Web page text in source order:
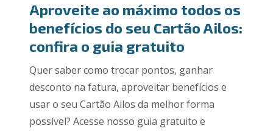
Aproveite ao máximo todos os
benefícios do seu Cartão Ailos:
confira o guia gratuito
Quer saber como trocar pontos, ganhar
desconto na fatura, aproveitar benefícios e
usar o seu Cartão Ailos da melhor forma
possível? Acesse nosso guia gratuito e